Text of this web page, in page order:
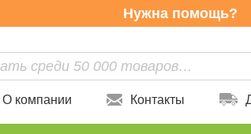
Нужна помощь?
О компании Контакты